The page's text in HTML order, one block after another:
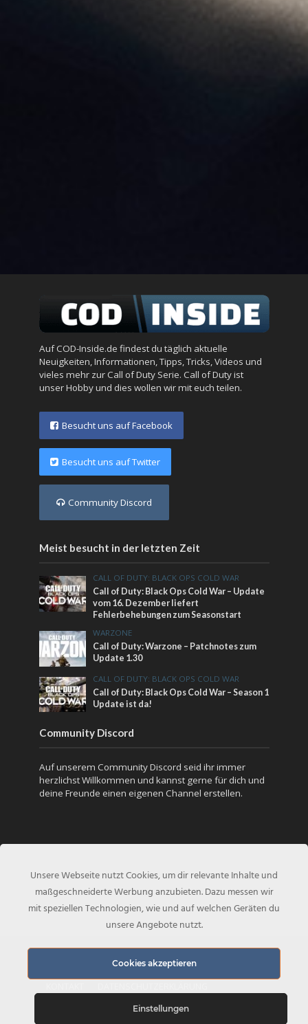
Auf COD-Inside.de findest du täglich aktuelle
Neuigkeiten, Informationen, Tipps, Tricks, Videos und
vieles mehr zur Call of Duty Serie. Call of Duty ist
unser Hobby und dies wollen wir mit euch teilen.
Besucht uns auf Facebook
Besucht uns auf Twitter
Community Discord
Meist besucht in der letzten Zeit
CALL OF DUTY: BLACK OPS COLD WAR
Call of Duty: Black Ops Cold War – Update
vom 16. Dezember liefert
Fehlerbehebungen zum Seasonstart
WARZONE
Call of Duty: Warzone – Patchnotes zum
Update 1.30
CALL OF DUTY: BLACK OPS COLD WAR
Call of Duty: Black Ops Cold War – Season 1
Update ist da!
Community Discord
Auf unserem Community Discord seid ihr immer
herzlichst Willkommen und kannst gerne für dich und
deine Freunde einen eigenen Channel erstellen.
Copyright © 2020 - Created byCOD-Inside.de
Unsere Webseite nutzt Cookies, um dir relevante Inhalte und
maßgeschneiderte Werbung anzubieten. Dazu messen wir
mit speziellen Technologien, wie und auf welchen Geräten du
unsere Angebote nutzt.
Cookies akzeptieren
Einstellungen